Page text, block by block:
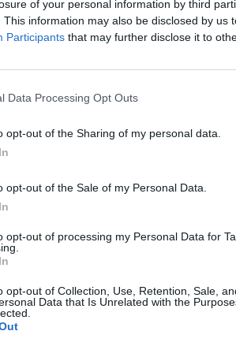
of your personal information by third
This information may also be disclosed by us
Participants that may further disclose it to
Data Processing Opt Outs
opt-out of the Sharing of my personal data.
opt-out of the Sale of my Personal Data.
opt-out of processing my Personal Data for
opt-out of Collection, Use, Retention, Sale,
Data that Is Unrelated with the
con nove passeggeri e
stato segnalato in ritardo
dello Stato. L'incidente di
le dinamiche è
è scontrato in volo con un
a Washington,
è stato seguito nei giorni
di un'aeroambulanza a
di sette persone e il ferimento